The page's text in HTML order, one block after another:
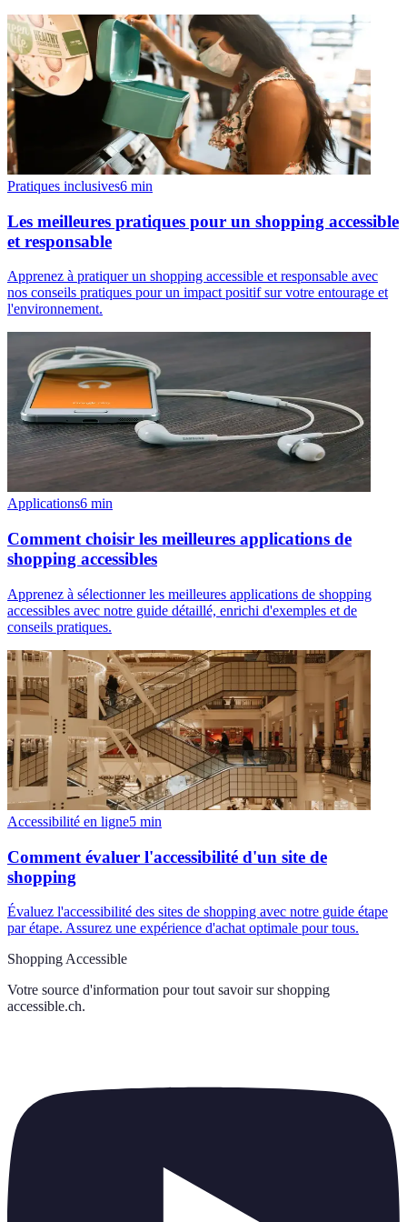
Pratiques inclusives6 min
Les meilleures pratiques pour un shopping accessible
et responsable
Apprenez à pratiquer un shopping accessible et responsable avec
nos conseils pratiques pour un impact positif sur votre entourage et
l'environnement.
Applications6 min
Comment choisir les meilleures applications de
shopping accessibles
Apprenez à sélectionner les meilleures applications de shopping
accessibles avec notre guide détaillé, enrichi d'exemples et de
conseils pratiques.
Accessibilité en ligne5 min
Comment évaluer l'accessibilité d'un site de
shopping
Évaluez l'accessibilité des sites de shopping avec notre guide étape
par étape. Assurez une expérience d'achat optimale pour tous.
Shopping Accessible
Votre source d'information pour tout savoir sur shopping
accessible.ch.